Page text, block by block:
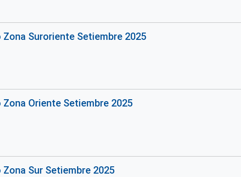
Suroriente Setiembre 2025
Oriente Setiembre 2025
Sur Setiembre 2025